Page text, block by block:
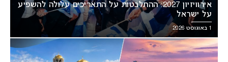
אירוויזיון 2027: ההתלבטות על התאריכים עלולה להשפיע
על ישראל